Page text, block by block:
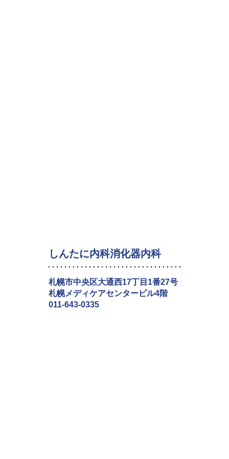
しんたに内科消化器内科
札幌市中央区大通西17丁目1番27号
札幌メディケアセンタービル4階
011-643-0335